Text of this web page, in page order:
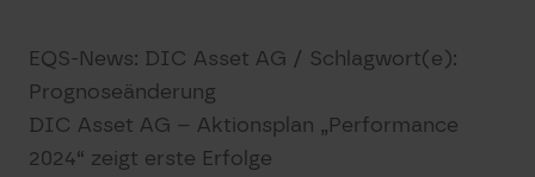
EQS-News: DIC Asset AG / Schlagwort(e):
Prognoseänderung
DIC Asset AG – Aktionsplan „Performance
2024“ zeigt erste Erfolge